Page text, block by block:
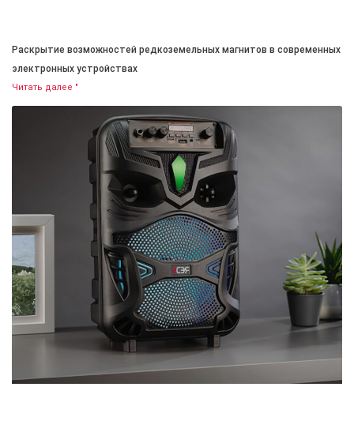
Раскрытие возможностей редкоземельных магнитов в современных
электронных устройствах
Читать далее "